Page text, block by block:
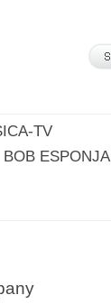
TV
BOB ESPONJA